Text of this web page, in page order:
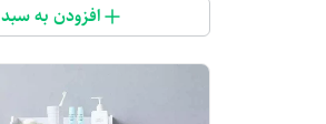
افزودن به سبد